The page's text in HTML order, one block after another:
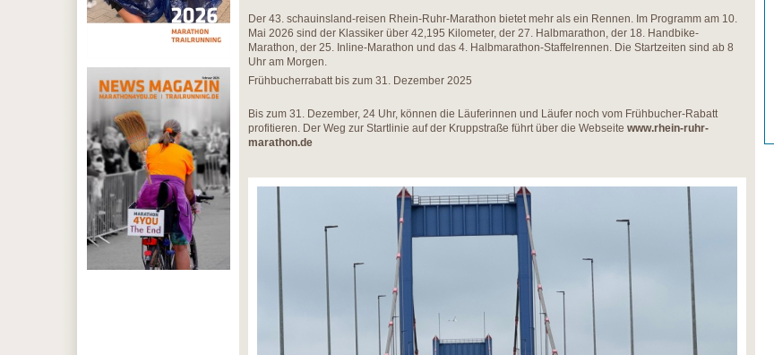
Der 43. schauinsland-reisen Rhein-Ruhr-Marathon bietet mehr als ein Rennen. Im Programm am 10.
Mai 2026 sind der Klassiker über 42,195 Kilometer, der 27. Halbmarathon, der 18. Handbike-
Marathon, der 25. Inline-Marathon und das 4. Halbmarathon-Staffelrennen. Die Startzeiten sind ab 8
Uhr am Morgen.
Frühbucherrabatt bis zum 31. Dezember 2025
Bis zum 31. Dezember, 24 Uhr, können die Läuferinnen und Läufer noch vom Frühbucher-Rabatt
profitieren. Der Weg zur Startlinie auf der Kruppstraße führt über die Webseite www.rhein-ruhr-
marathon.de